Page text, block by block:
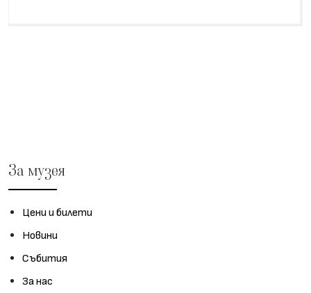
За музея
Цени и билети
Новини
Събития
За нас